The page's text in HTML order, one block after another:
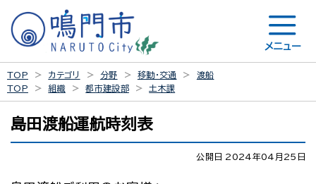
メニュー
TOP カテゴリ 分野 移動・交通
渡船
TOP
組織 都市建設部 土木課
島田渡船運航時刻表
公開日 2024年04月25日